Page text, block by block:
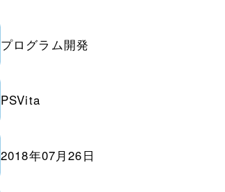
プログラム開発
PSVita
2018年07月26日